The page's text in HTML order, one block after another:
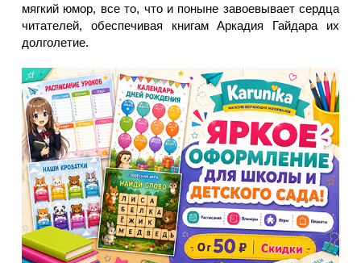
мягкий юмор, все то, что и поныне завоевывает сердца
читателей, обеспечивая книгам Аркадия Гайдара их
долголетие.